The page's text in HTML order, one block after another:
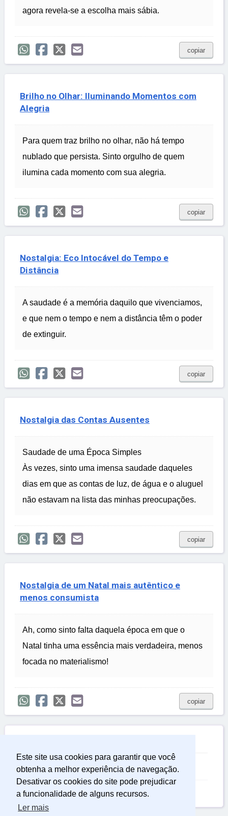
Este site usa cookies para garantir que você
obtenha a melhor experiência de navegação.
Desativar os cookies do site pode prejudicar
a funcionalidade de alguns recursos.
Ler mais
agora revela-se a escolha mais sábia.
copiar
Brilho no Olhar: Iluminando Momentos com
Alegria
Para quem traz brilho no olhar, não há tempo
nublado que persista. Sinto orgulho de quem
ilumina cada momento com sua alegria.
copiar
Nostalgia: Eco Intocável do Tempo e
Distância
A saudade é a memória daquilo que vivenciamos,
e que nem o tempo e nem a distância têm o poder
de extinguir.
copiar
Nostalgia das Contas Ausentes
Saudade de uma Época Simples
Às vezes, sinto uma imensa saudade daqueles
dias em que as contas de luz, de água e o aluguel
não estavam na lista das minhas preocupações.
copiar
Nostalgia de um Natal mais autêntico e
menos consumista
Ah, como sinto falta daquela época em que o
Natal tinha uma essência mais verdadeira, menos
focada no materialismo!
copiar
Frases para Celular
Frases Sobre o Tempo